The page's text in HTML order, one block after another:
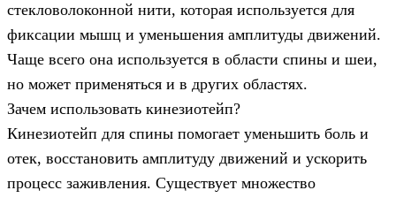
стекловолоконной нити, которая используется для
фиксации мышц и уменьшения амплитуды движений.
Чаще всего она используется в области спины и шеи,
но может применяться и в других областях.
Зачем использовать кинезиотейп?
Кинезиотейп для спины помогает уменьшить боль и
отек, восстановить амплитуду движений и ускорить
процесс заживления. Существует множество